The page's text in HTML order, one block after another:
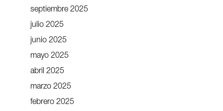
septiembre 2025
julio 2025
junio 2025
mayo 2025
abril 2025
marzo 2025
febrero 2025